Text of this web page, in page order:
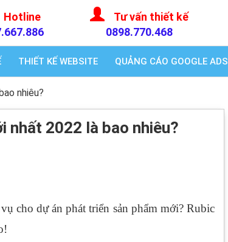
Hotline
Tư vấn thiết kế
0898.770.468
THIẾT KẾ WEBSITE QUẢNG CÁO GOOGLE ADS
nhiêu?
nhất 2022 là bao nhiêu?
cho dự án phát triển sản phẩm mới? Rubic